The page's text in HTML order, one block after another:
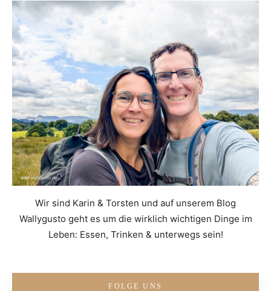
Wir sind Karin & Torsten und auf unserem Blog
Wallygusto geht es um die wirklich wichtigen Dinge im
Leben: Essen, Trinken & unterwegs sein!
FOLGE UNS